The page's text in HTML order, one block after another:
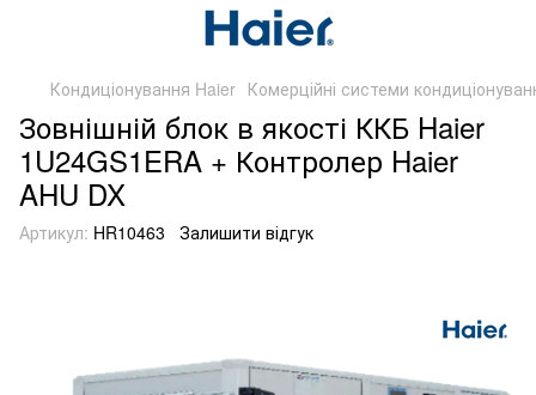
Кондиціонування Haier Комерційні системи
Зовнішній блок в якості ККБ Haier
1U24GS1ERA + Контролер Haier
AHU DX
Артикул: HR10463 Залишити відгук